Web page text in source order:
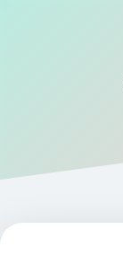
Gizlilik